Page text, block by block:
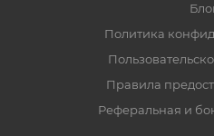
Политика
Правила
Реферальная и